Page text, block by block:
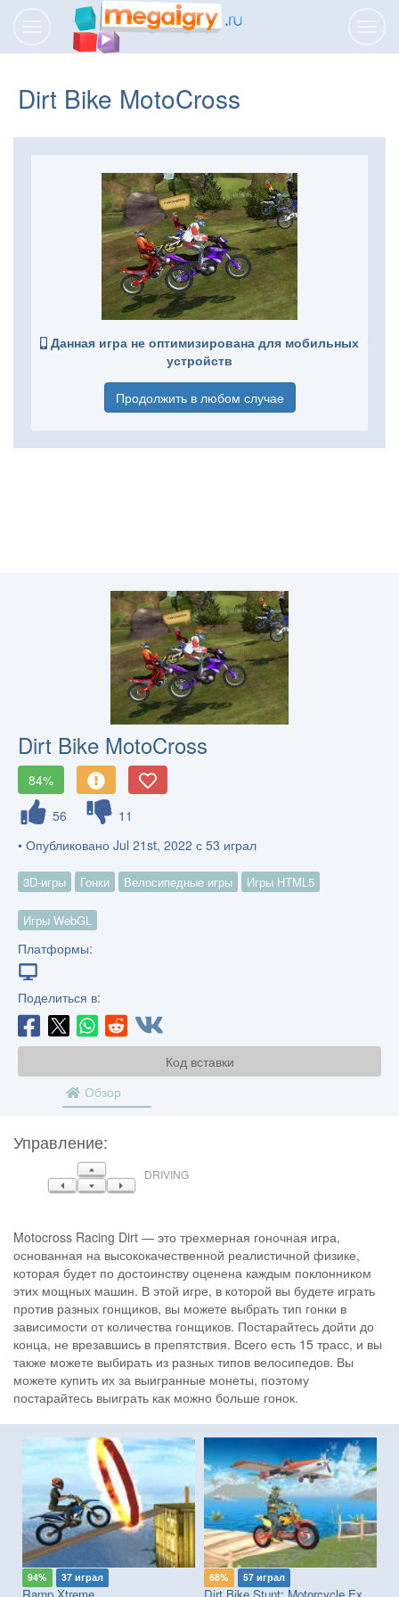
Переключить
навигацию
Dirt Bike MotoCross
Данная игра не оптимизирована для мобильных
устройств
Продолжить в любом случае
Dirt Bike MotoCross
84%
56
11
• Опубликовано Jul 21st, 2022 с 53 играл
3D-игры Гонки Велосипедные игры Игры HTML5
Игры WebGL
Платформы:
Поделиться в:
Код вставки
Обзор
Управление:
ВВЕРХ
ОСТАВИЛВНИЗПРАВИЛЬНО
DRIVING
Motocross Racing Dirt — это трехмерная гоночная игра,
основанная на высококачественной реалистичной физике,
которая будет по достоинству оценена каждым поклонником
этих мощных машин. В этой игре, в которой вы будете играть
против разных гонщиков, вы можете выбрать тип гонки в
зависимости от количества гонщиков. Постарайтесь дойти до
конца, не врезавшись в препятствия. Всего есть 15 трасс, и вы
также можете выбирать из разных типов велосипедов. Вы
можете купить их за выигранные монеты, поэтому
постарайтесь выиграть как можно больше гонок.
94% 37 играл
Ramp Xtreme
68% 57 играл